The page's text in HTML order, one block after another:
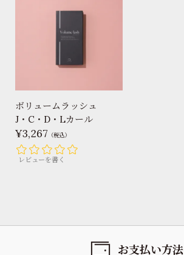
ボリュームラッシュ
J・C・D・Lカール
3,267 （税込）
レビューを書く
お支払い方法